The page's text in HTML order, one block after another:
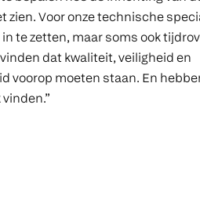
zien. Voor onze technische
te zetten, maar soms ook
dat kwaliteit, veiligheid en
voorop moeten staan. En